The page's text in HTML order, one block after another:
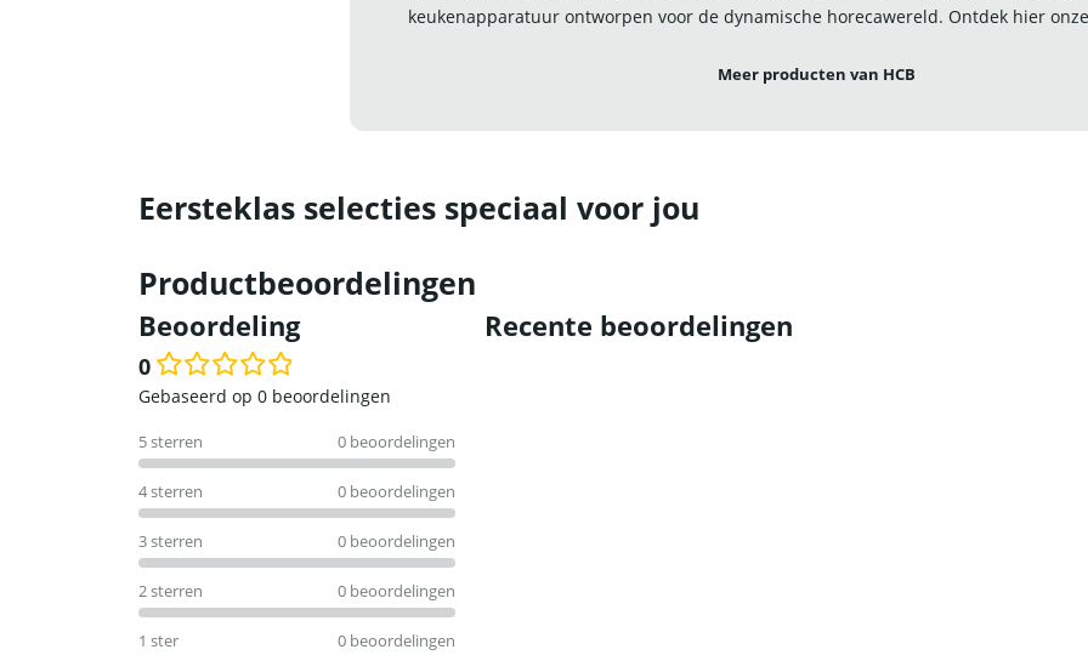
keukenapparatuur ontworpen voor de dynamische horecawereld. Ontdek hier
Meer producten van HCB
Eersteklas selecties speciaal voor jou
Productbeoordelingen
Beoordeling
0
Waardering
uit
5
Gebaseerd op 0 beoordelingen
5 sterren 0 beoordelingen
4 sterren 0 beoordelingen
3 sterren 0 beoordelingen
2 sterren 0 beoordelingen
1 ster 0 beoordelingen
Recente beoordelingen